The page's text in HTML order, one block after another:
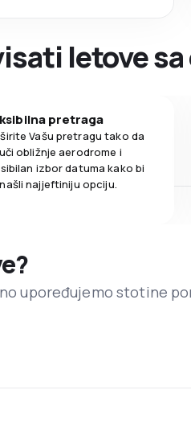
letove
pretraga
Vašu pretragu tako da
obližnje aerodrome i
izbor datuma kako bi
najjeftiniju opciju.
upoređujemo stotine